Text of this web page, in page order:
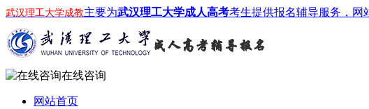
武汉理工大学成教主要为武汉理工大学成人高考考生提供报名辅导服务，网
在线咨询
网站首页